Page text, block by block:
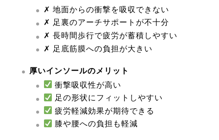
✗ 地面からの衝撃を吸収できない
✗ 足裏のアーチサポートが不十分
✗ 長時間歩行で疲労が蓄積しやすい
✗ 足底筋膜への負担が大きい
厚いインソールのメリット
衝撃吸収性が高い
足の形状にフィットしやすい
疲労軽減効果が期待できる
膝や腰への負担も軽減